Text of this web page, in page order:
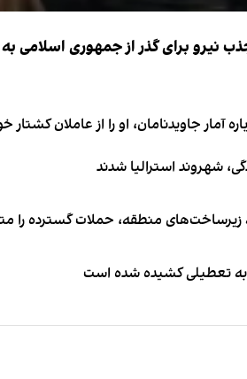
نیرو برای گذر از جمهوری
جاویدنامان، او را از عاملان کشتار
زیرساخت‌های منطقه، حملات گسترده را
به تعطیلی کشیده شده است